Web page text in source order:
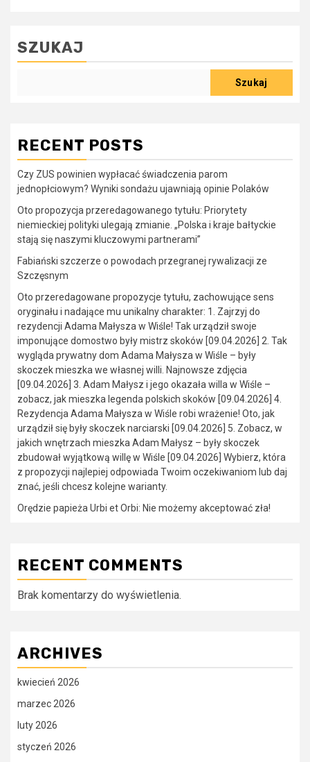
SZUKAJ
Szukaj
RECENT POSTS
Czy ZUS powinien wypłacać świadczenia parom
jednopłciowym? Wyniki sondażu ujawniają opinie Polaków
Oto propozycja przeredagowanego tytułu: Priorytety
niemieckiej polityki ulegają zmianie. „Polska i kraje bałtyckie
stają się naszymi kluczowymi partnerami”
Fabiański szczerze o powodach przegranej rywalizacji ze
Szczęsnym
Oto przeredagowane propozycje tytułu, zachowujące sens
oryginału i nadające mu unikalny charakter: 1. Zajrzyj do
rezydencji Adama Małysza w Wiśle! Tak urządził swoje
imponujące domostwo były mistrz skoków [09.04.2026] 2. Tak
wygląda prywatny dom Adama Małysza w Wiśle – były
skoczek mieszka we własnej willi. Najnowsze zdjęcia
[09.04.2026] 3. Adam Małysz i jego okazała willa w Wiśle –
zobacz, jak mieszka legenda polskich skoków [09.04.2026] 4.
Rezydencja Adama Małysza w Wiśle robi wrażenie! Oto, jak
urządził się były skoczek narciarski [09.04.2026] 5. Zobacz, w
jakich wnętrzach mieszka Adam Małysz – były skoczek
zbudował wyjątkową willę w Wiśle [09.04.2026] Wybierz, która
z propozycji najlepiej odpowiada Twoim oczekiwaniom lub daj
znać, jeśli chcesz kolejne warianty.
Orędzie papieża Urbi et Orbi: Nie możemy akceptować zła!
RECENT COMMENTS
Brak komentarzy do wyświetlenia.
ARCHIVES
kwiecień 2026
marzec 2026
luty 2026
styczeń 2026